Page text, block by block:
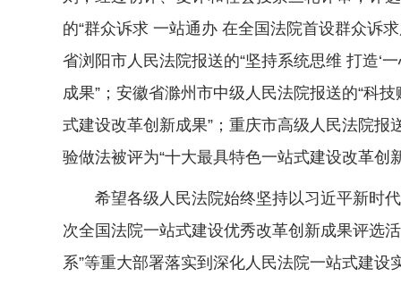
的“群众诉求 一站通办 在全国法院首设群众诉
省浏阳市人民法院报送的“坚持系统思维 打造‘
成果”；安徽省滁州市中级人民法院报送的“科
式建设改革创新成果”；重庆市高级人民法院报
验做法被评为“十大最具特色一站式建设改革创
希望各级人民法院始终坚持以习近平新时代
次全国法院一站式建设优秀改革创新成果评选
系”等重大部署落实到深化人民法院一站式建